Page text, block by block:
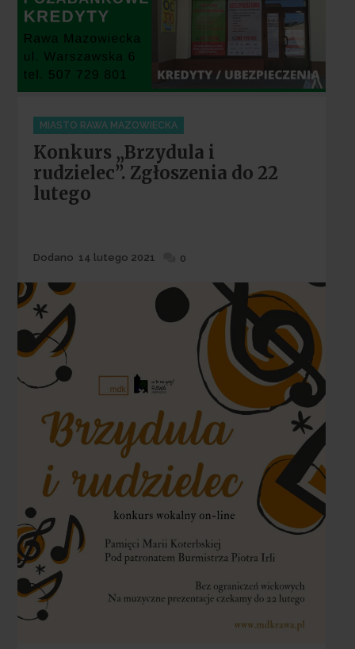
Categories
MIASTO RAWA MAZOWIECKA
Konkurs „Brzydula i
rudzielec”. Zgłoszenia do 22
lutego
Dodane
Dodano 14 lutego 2021 0